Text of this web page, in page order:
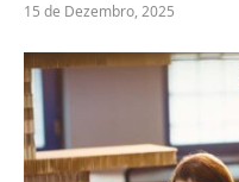
15 de Dezembro, 2025